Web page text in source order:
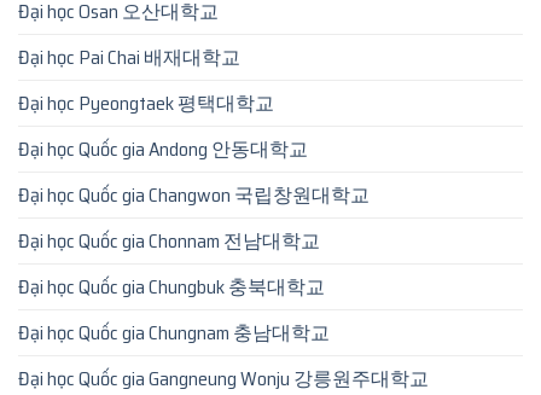
Đại học Osan 오산대학교
Đại học Pai Chai 배재대학교
Đại học Pyeongtaek 평택대학교
Đại học Quốc gia Andong 안동대학교
Đại học Quốc gia Changwon 국립창원대학교
Đại học Quốc gia Chonnam 전남대학교
Đại học Quốc gia Chungbuk 충북대학교
Đại học Quốc gia Chungnam 충남대학교
Đại học Quốc gia Gangneung Wonju 강릉원주대학교